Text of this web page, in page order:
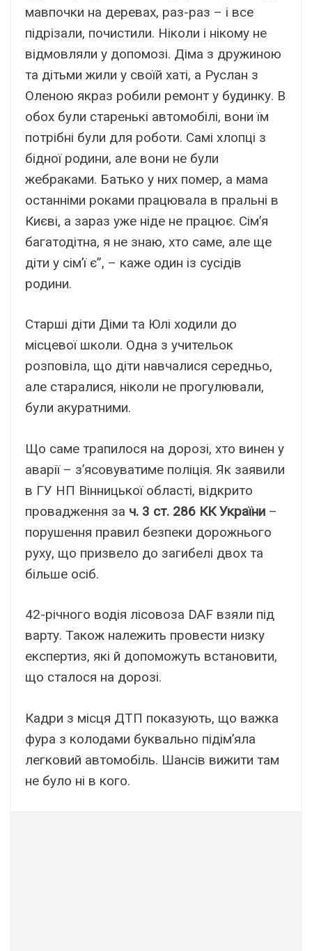
мавпочки на деревах, раз-раз – і все
підрізали, почистили. Ніколи і нікому не
відмовляли у допомозі. Діма з дружиною
та дітьми жили у своїй хаті, а Руслан з
Оленою якраз робили ремонт у будинку. В
обох були старенькі автомобілі, вони їм
потрібні були для роботи. Самі хлопці з
бідної родини, але вони не були
жебраками. Батько у них помер, а мама
останніми роками працювала в пральні в
Києві, а зараз уже ніде не працює. Сім’я
багатодітна, я не знаю, хто саме, але ще
діти у сім’ї є”, – каже один із сусідів
родини.
Старші діти Діми та Юлі ходили до
місцевої школи. Одна з учительок
розповіла, що діти навчалися середньо,
але старалися, ніколи не прогулювали,
були акуратними.
Що саме трапилося на дорозі, хто винен у
аварії – з’ясовуватиме поліція. Як заявили
в ГУ НП Вінницької області, відкрито
провадження за ч. 3 ст. 286 КК України –
порушення правил безпеки дорожнього
руху, що призвело до загибелі двох та
більше осіб.
42-річного водія лісовоза DAF взяли під
варту. Також належить провести низку
експертиз, які й допоможуть встановити,
що сталося на дорозі.
Кадри з місця ДТП показують, що важка
фура з колодами буквально підім’яла
легковий автомобіль. Шансів вижити там
не було ні в кого.